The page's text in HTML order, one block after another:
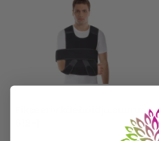
Fikseeriv käehoidja suurus